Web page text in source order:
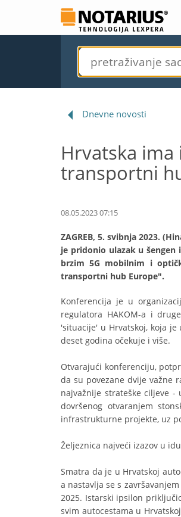
Dnevne novosti
Hrvatska ima
transportni
08.05.2023 07:15
ZAGREB, 5. svibnja 2023.
je pridonio ulazak u
brzim 5G mobilnim i
transportni hub Europe".
Konferencija je u
regulatora HAKOM-a i
'situacije' u Hrvatskoj, koja
deset godina očekuje i više.
Otvarajući konferenciju,
da su povezane dvije važne
najvažnije strateške ciljeve
dovršenog otvaranjem
infrastrukturne projekte, uz
Željeznica najveći izazov u
Smatra da je u Hrvatskoj
a nastavlja se s
2025. Istarski ipsilon
svim autocestama u